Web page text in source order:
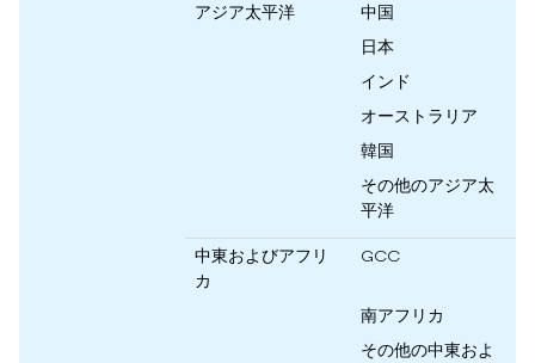
アジア太平洋
中国
日本
インド
オーストラリア
韓国
その他のアジア太
平洋
中東およびアフリ
カ
GCC
南アフリカ
その他の中東およ